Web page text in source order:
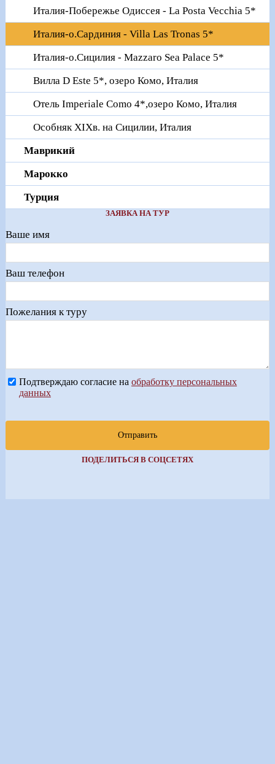
Италия-Побережье Одиссея - La Posta Vecchia 5*
Италия-о.Сардиния - Villa Las Tronas 5*
Италия-о.Сицилия - Mazzaro Sea Palace 5*
Вилла D Este 5*, озеро Комо, Италия
Отель Imperiale Como 4*,озеро Комо, Италия
Особняк XIXв. на Сицилии, Италия
Маврикий
Марокко
Турция
ЗАЯВКА НА ТУР
Ваше имя
Ваш телефон
Пожелания к туру
Подтверждаю согласие на обработку персональных
данных
Отправить
ПОДЕЛИТЬСЯ В СОЦСЕТЯХ